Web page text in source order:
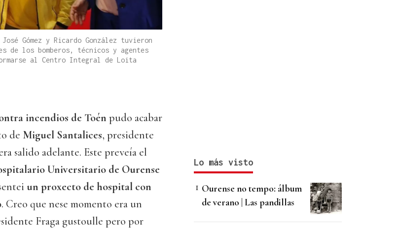
Gómez y Ricardo González tuvieron
de los bomberos, técnicos y agentes
al Centro Integral de Loita
incendios de Toén pudo acabar
de Miguel Santalices, presidente
salido adelante. Este preveía el
Universitario de Ourense
un proxecto de hospital con
. Creo que nese momento era un
Fraga gustoulle pero por
Lo más visto
Ourense no tempo: álbum
de verano | Las pandillas